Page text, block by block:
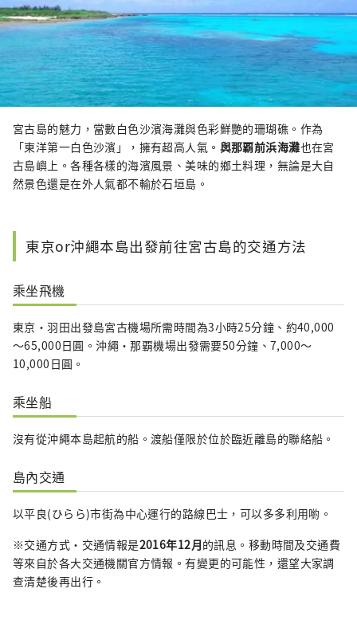
宮古島的魅力，當數白色沙濱海灘與色彩鮮艷的珊瑚礁。作為
「東洋第一白色沙濱」，擁有超高人氣。 與那覇前浜海灘也在宮
古島嶼上。各種各樣的海濱風景、美味的鄉土料理，無論是大自
然景色還是在外人氣都不輸於石垣島。
東京or沖繩本島出發前往宮古島的交通方法
乘坐飛機
東京・羽田出發島宮古機場所需時間為3小時25分鐘、約40,000
～65,000日圓。沖繩・那覇機場出發需要50分鐘、7,000～
10,000日圓。
乘坐船
沒有從沖繩本島起航的船。渡船僅限於位於臨近離島的聯絡船。
島內交通
以平良(ひらら)市街為中心運行的路線巴士，可以多多利用喲。
※交通方式・交通情報是2016年12月的訊息。移動時間及交通費
等來自於各大交通機關官方情報。有變更的可能性，還望大家調
查清楚後再出行。